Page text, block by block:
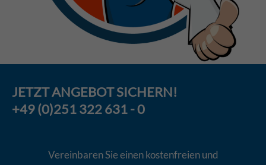
JETZTANGEBOTSICHERN!
+49 (0)251 322 631 - 0
Vereinbaren Sie einen kostenfreien und